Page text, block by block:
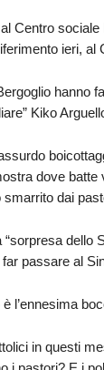
Centro
ieri,
hanno
Kiko
dove batte
smarrito dai
dello
passare al
l’ennesima
in questi